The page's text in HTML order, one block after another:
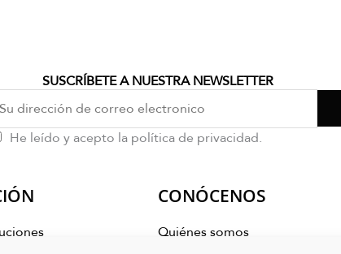
SUSCRÍBETE A NUESTRA NEWSLETTER
He leído y acepto la política de privacidad.
CONÓCENOS
Quiénes somos